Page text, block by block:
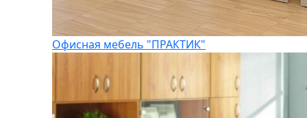
Офисная мебель "ПРАКТИК"